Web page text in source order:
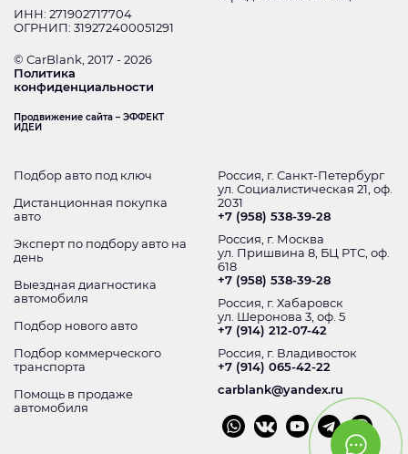
ИНН: 271902717704
ОГРНИП: 319272400051291
© CarBlank, 2017 - 2026
Политика
конфиденциальности
Продвижение сайта – ЭФФЕКТ
ИДЕИ
Подбор авто под ключ
Дистанционная покупка
авто
Эксперт по подбору авто на
день
Выездная диагностика
автомобиля
Подбор нового авто
Подбор коммерческого
транспорта
Помощь в продаже
автомобиля
Россия, г. Санкт-Петербург
ул. Социалистическая 21, оф.
2031
+7 (958) 538-39-28
Россия, г. Москва
ул. Пришвина 8, БЦ РТС, оф.
618
+7 (958) 538-39-28
Россия, г. Хабаровск
ул. Шеронова 3, оф. 5
+7 (914) 212-07-42
Россия, г. Владивосток
+7 (914) 065-42-22
carblank@yandex.ru